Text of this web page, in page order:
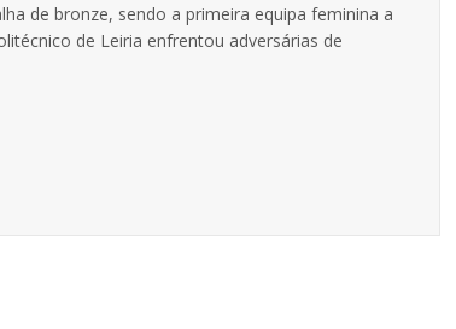
de bronze, sendo a primeira equipa feminina a
de Leiria enfrentou adversárias de